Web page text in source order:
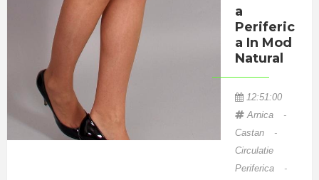
acestea,
afectiunea
este atat de
incat le
afecteaza
A
Periferic
A In Mod
Natural
12:51:00
Arnica
-
Castan
-
Circulatie
Periferica
-